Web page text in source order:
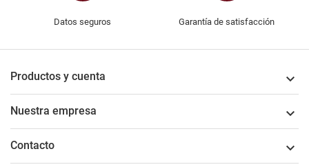
Datos seguros Garantía de satisfacción
Productos y cuenta 
Nuestra empresa 
Contacto 